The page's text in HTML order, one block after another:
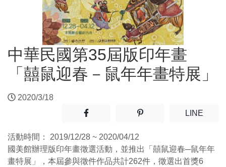
中華民國第35屆版印年畫
「囍鼠迎春－鼠年年畫特展」
2020/3/18
分享至facebook(另開新視窗)
分享至噗浪(另開新視窗)
LINE(另開
活動時間：
2019/12/28 ~ 2020/04/12
國美館辦理版印年畫徵選活動，並推出「囍鼠迎春─鼠年年
畫特展」，本屆參與徵件作品共計262件，徵選出首獎6